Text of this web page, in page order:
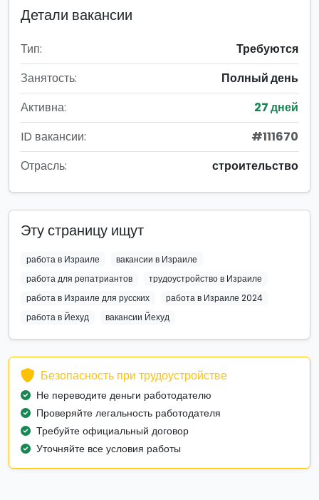
Детали вакансии
Тип:
Требуются
Занятость:
Полный день
Активна:
27 дней
ID вакансии:
#111670
Отрасль:
строительство
Эту страницу ищут
работа в Израиле
вакансии в Израиле
работа для репатриантов
трудоустройство в Израиле
работа в Израиле для русских
работа в Израиле 2024
работа в Йехуд
вакансии Йехуд
Безопасность при трудоустройстве
Не переводите деньги работодателю
Проверяйте легальность работодателя
Требуйте официальный договор
Уточняйте все условия работы